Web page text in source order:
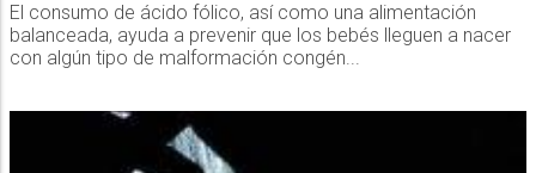
El consumo de ácido fólico, así como una alimentación
balanceada, ayuda a prevenir que los bebés lleguen a nacer
con algún tipo de malformación congén...